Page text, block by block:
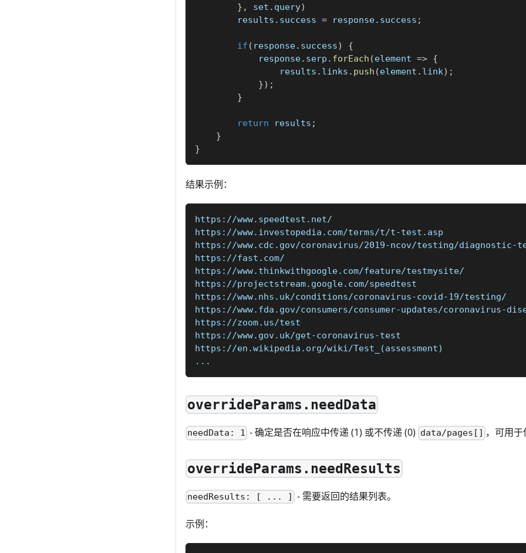
} , set . query)
        results
. success = response. success ;
if ( response. success)
{
            response
. serp . forEach (element => {
                results
. links . push (element . link) ;
}) ;
}
return results ;
}
}
结果示例：
https://www.speedtest.net/
https://www.investopedia.com/terms/t/t-test.asp
https://www.cdc.gov/coronavirus/2019-ncov/testing/diagnostic-
https://fast.com/
https://www.thinkwithgoogle.com/feature/testmysite/
https://projectstream.google.com/speedtest
https://www.nhs.uk/conditions/coronavirus-covid-19/testing/
https://www.fda.gov/consumers/consumer-updates/coronavirus-
https://zoom.us/test
https://www.gov.uk/get-coronavirus-test
https://en.wikipedia.org/wiki/Test_(assessment)
...
overrideParams.needData
needData: 1 - 确定是否在响应中传递 (1) 或不传递 (0) data/pages[] ，可用于
overrideParams.needResults
needResults: [ ... ] - 需要返回的结果列表。
示例：